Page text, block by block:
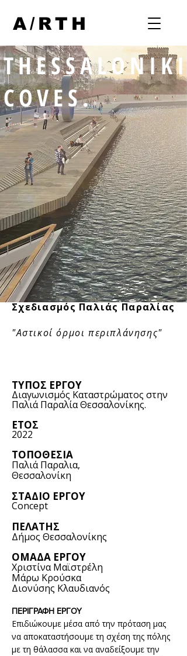
A/RTH
Σχεδιασμός Παλιάς Παραλίας
"Αστικοί όρμοι περιπλάνησης"
THESSALONIKI
COVES.
​ΤΥΠΟΣ ΕΡΓΟΥ
Διαγωνισμός Καταστρώματος στην
Παλιά Παραλία Θεσσαλονίκης.
ΕΤΟΣ
2022
ΤΟΠΟΘΕΣΙΑ
Παλιά Παραλια,
Θεσσαλονίκη
ΣΤΑΔΙΟ ΕΡΓΟΥ
Concept
ΠΕΛΑΤΗΣ
Δήμος Θεσσαλονίκης
ΟΜΑΔΑ ΕΡΓΟΥ
Χριστίνα Μαϊστρέλη
Μάρω Κρούσκα
Διονύσης Κλαυδιανός
ΠΕΡΙΓΡΑΦΗ ΕΡΓΟΥ
Επιδιώκουμε μέσα από την πρόταση μας
να αποκαταστήσουμε τη σχέση της πόλης
με τη θάλασσα και να αναδείξουμε την